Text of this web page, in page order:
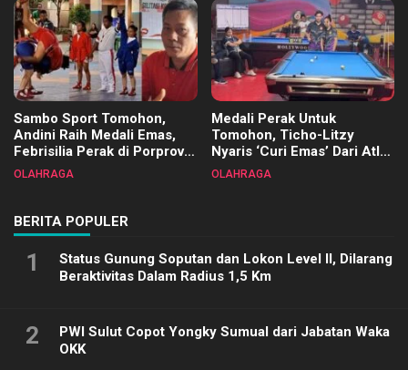
Sambo Sport Tomohon,
Andini Raih Medali Emas,
Febrisilia Perak di Porprov
Sulut 2025
OLAHRAGA
Medali Perak Untuk
Tomohon, Ticho-Litzy
Nyaris ‘Curi Emas’ Dari Atlet
Biliar PON di Porprov Sulut
OLAHRAGA
BERITA POPULER
1
Status Gunung Soputan dan Lokon Level II, Dilarang
Beraktivitas Dalam Radius 1,5 Km
2
PWI Sulut Copot Yongky Sumual dari Jabatan Waka
OKK